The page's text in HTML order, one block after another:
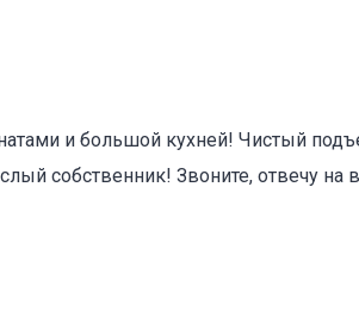
и большой кухней! Чистый
собственник! Звоните, отвечу на